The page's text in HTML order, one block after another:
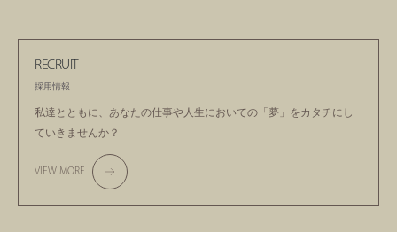
RECRUIT
採用情報
私達とともに、あなたの仕事や人生においての 「夢」をカタチにし
ていきませんか？
VIEW MORE